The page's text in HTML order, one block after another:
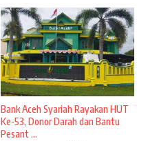
Bank Aceh Syariah Rayakan HUT
Ke-53, Donor Darah dan Bantu
Pesant ...